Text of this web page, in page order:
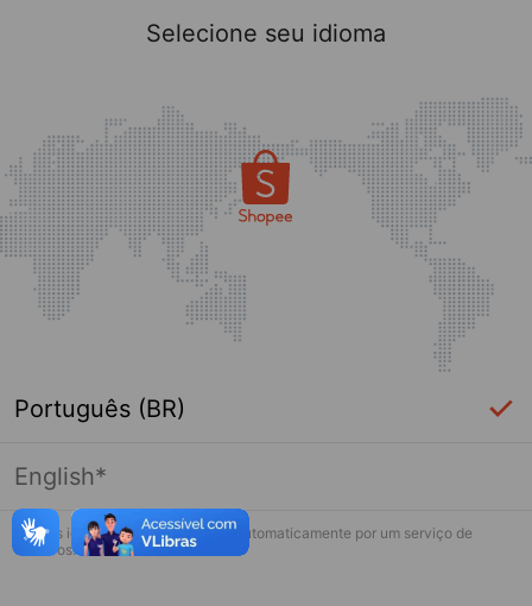
Página indisponível
Desculpe, algo deu errado. Faça login
Selecione seu idioma
Português (BR)
English*
* Esses idiomas serão traduzidos automaticamente por um serviço de
terceiros.